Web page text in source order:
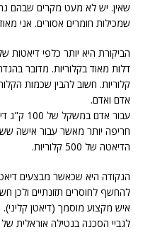
שאין. יש לא מעט מקרים שבהם
שמכילות חומרים אסורים. אני
קלוריות. חשוב להבין שכמות
אדם ואדם.
הדיאטה של 500 קלוריות.
הנקודה היא שכאשר מבצעים
להחשף לחוסרים תזונתיים ולכן
איש מקצוע מוסמך (דיאטן קליני).
לגביי הסכנה בנטילה אוראלית של